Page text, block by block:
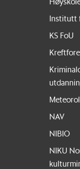
Institutt
KS FoU
NAV
NIBIO
NIKU